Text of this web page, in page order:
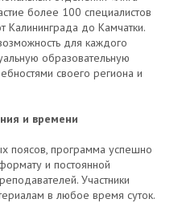
более 100 специалистов
Калининграда до Камчатки.
для каждого
образовательную
своего региона и
и времени
поясов, программа успешно
и постоянной
Участники
в любое время суток.